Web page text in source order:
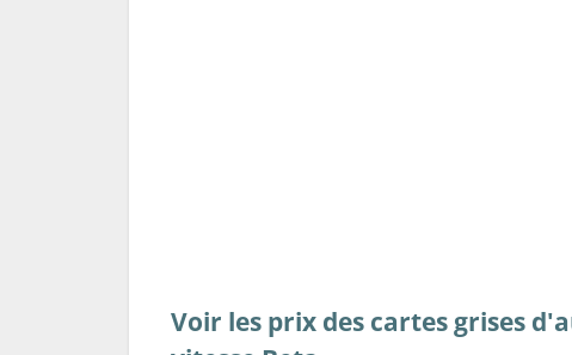
Voir les prix des cartes grises